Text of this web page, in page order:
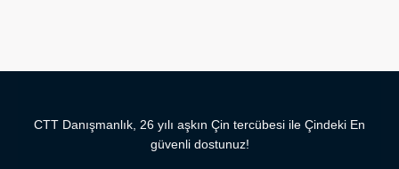
CTT Danışmanlık, 26 yılı aşkın Çin tercübesi ile Çindeki En
güvenli dostunuz!